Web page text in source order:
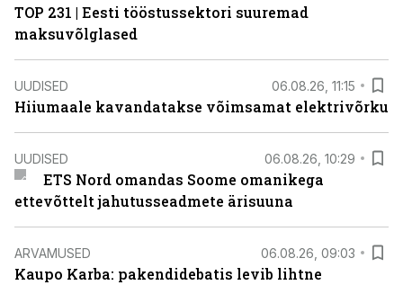
TOP 231 | Eesti tööstussektori suuremad
maksuvõlglased
UUDISED 06.08.26, 11:15
Hiiumaale kavandatakse võimsamat elektrivõrku
UUDISED 06.08.26, 10:29
ETS Nord omandas Soome omanikega
ettevõttelt jahutusseadmete ärisuuna
ARVAMUSED 06.08.26, 09:03
Kaupo Karba: pakendidebatis levib lihtne